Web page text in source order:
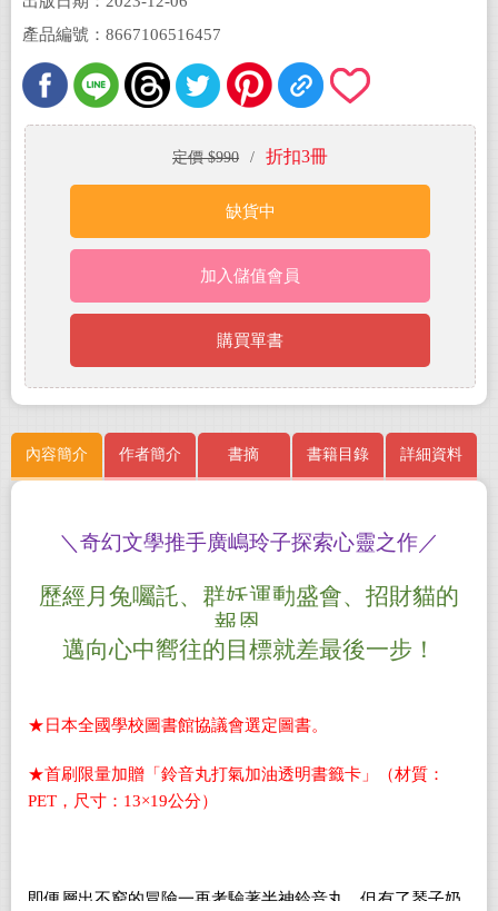
產品編號：8667106516457
定價 $990 / 折扣3冊
缺貨中
加入儲值會員
購買單書
內容簡介 作者簡介 書摘 書籍目錄 詳細資料
＼奇幻文學推手廣嶋玲子探索心靈之作／
歷經月兔囑託、群妖運動盛會、招財貓的
報恩，
邁向心中嚮往的目標就差最後一步！
★日本全國學校圖書館協議會選定圖書。
★首刷限量加贈「鈴音丸打氣加油透明書籤卡」（材質：
PET，尺寸：13×19公分）
即便層出不窮的冒險一再考驗著半神鈴音丸，但有了琴子奶